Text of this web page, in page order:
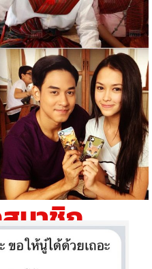
มาชิก